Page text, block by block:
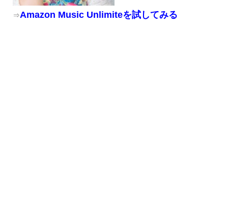
⇒Amazon Music Unlimiteを試してみる